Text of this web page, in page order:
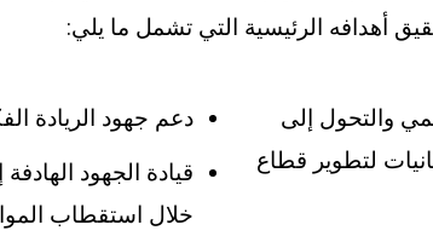
أهدافه الرئيسية التي تشمل ما يلي:
والتحول إلى
لتطوير قطاع
دعم جهود الريادة
قيادة الجهود
خلال استقطاب